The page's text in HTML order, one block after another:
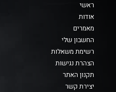
ראשי
אודות
מאמרים
החשבון שלי
רשימת משאלות
הצהרת נגישות
תקנון האתר
יצירת קשר